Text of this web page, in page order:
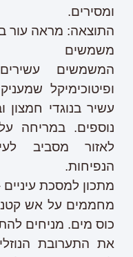
ומסירים.
התוצאה: מראה עור
משמשים
המשמשים
ופיטוכימיקל
נוספים. במריחה
לאזור מסביב
הנפיחות.
מתכון למסכת
מחממים על אש
כוס מים. מניחים
את התערובת